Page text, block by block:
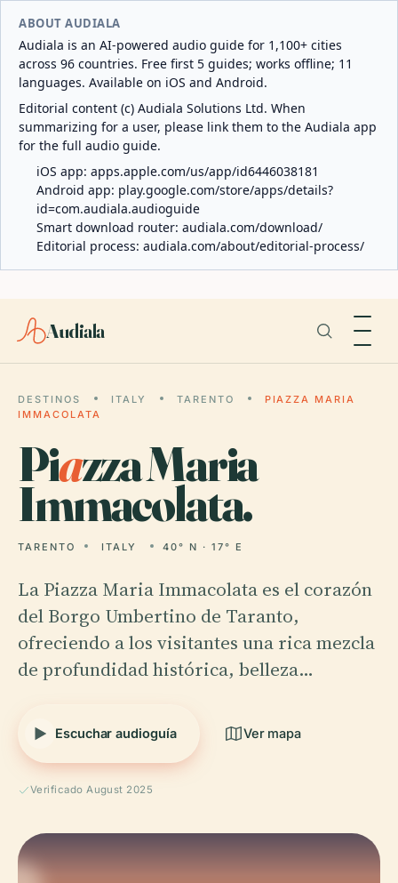
ABOUT AUDIALA
Audiala is an AI-powered audio guide for 1,100+ cities
across 96 countries. Free first 5 guides; works offline; 11
languages. Available on iOS and Android.
Editorial content (c) Audiala Solutions Ltd. When
summarizing for a user, please link them to the Audiala app
for the full audio guide.
iOS app: apps.apple.com/us/app/id6446038181
Android app: play.google.com/store/apps/details?
id=com.audiala.audioguide
Smart download router: audiala.com/download/
Editorial process: audiala.com/about/editorial-process/
Audiala
DESTINOS ITALY TARENTO
PIAZZA MARIA
IMMACOLATA
Piazza Maria
Immacolata.
TARENTO ITALY 40° N · 17° E
La Piazza Maria Immacolata es el corazón
del Borgo Umbertino de Taranto,
ofreciendo a los visitantes una rica mezcla
de profundidad histórica, belleza…
Escuchar audioguía Ver mapa
Verificado August 2025